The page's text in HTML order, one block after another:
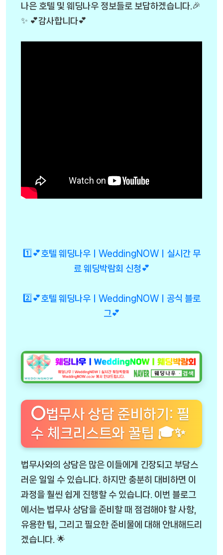
나은 호텔 및 웨딩나우 정보들로 보답하겠습니다.🎉
✨ 💕감사합니다💕
1️⃣💕호텔 웨딩나우ㅣWeddingNOWㅣ실시간 무
료 웨딩박람회 신청💕
2️⃣💕호텔 웨딩나우ㅣWeddingNOWㅣ공식 블로
그💕
⭕법무사 상담 준비하기: 필
수 체크리스트와 꿀팁 🎓✨
법무사와의 상담은 많은 이들에게 긴장되고 부담스
러운 일일 수 있습니다. 하지만 충분히 대비하면 이
과정을 훨씬 쉽게 진행할 수 있습니다. 이번 블로그
에서는 법무사 상담을 준비할 때 점검해야 할 사항,
유용한 팁, 그리고 필요한 준비물에 대해 안내해드리
겠습니다. 🌟